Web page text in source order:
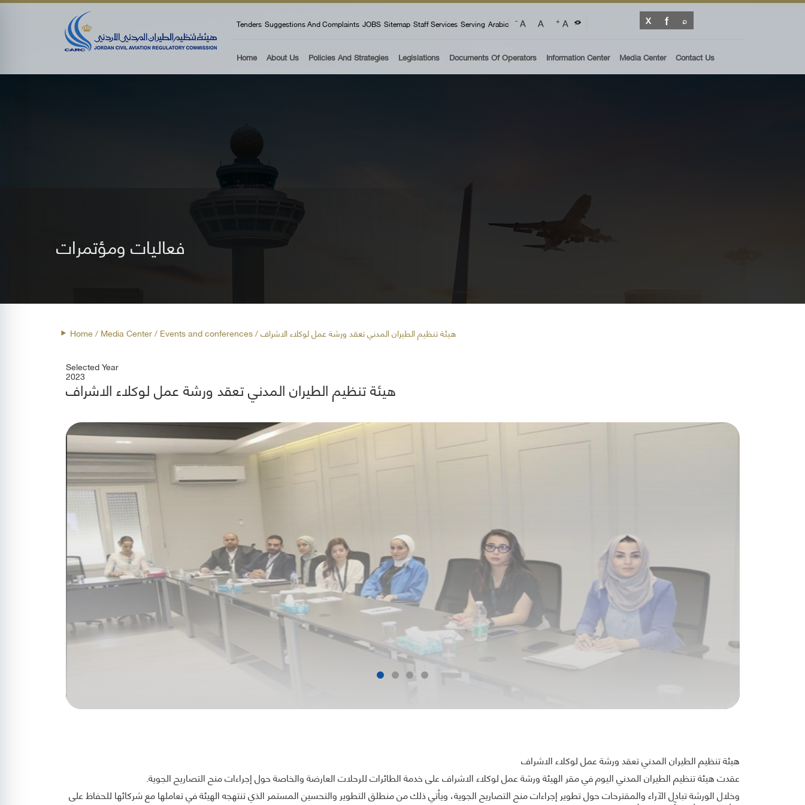
top menu
Tenders Suggestions And Complaints JOBS Sitemap Staff Services Serving Arabic -A A + A
Home About Us Policies And Strategies Legislations Documents Of Operators Information Center Media Center Contact Us
فعاليات ومؤتمرات
Home/ Media Center / Events and conferences / هيئة تنظيم الطيران المدني تعقد ورشة عمل لوكلاء الاشراف
Selected Year
2023
هيئة تنظيم الطيران المدني تعقد ورشة عمل لوكلاء الاشراف
هيئة تنظيم الطيران المدني تعقد ورشة عمل لوكلاء الاشراف
عقدت هيئة تنظيم الطيران المدني اليوم في مقر الهيئة ورشة عمل لوكلاء الاشراف على خدمة الطائرات للرحلات العارضة والخاصة حول إجراءات منح التصاريح الجوية.
وخلال الورشة تبادل الآراء والمقترحات حول تطوير إجراءات منح التصاريح الجوية، ويأتي ذلك من منطلق التطوير والتحسين المستمر الذي تنتهجه الهيئة في تعاملها مع شركائها للحفاظ على